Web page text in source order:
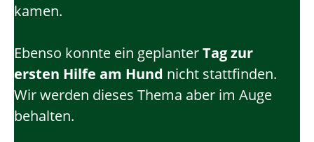
kamen.
Ebenso konnte ein geplanterTag zur
ersten Hilfe am Hund nicht stattfinden.
Wir werden dieses Thema aber im Auge
behalten.